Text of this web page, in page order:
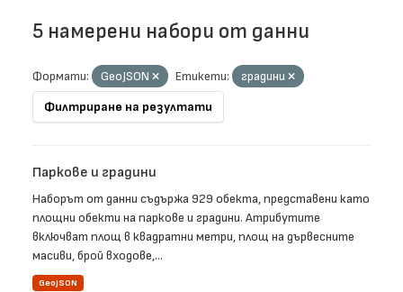
5 намерени набори от данни
Формати: GeoJSON Етикети:
градини
Филтриране на резултати
Паркове и градини
Наборът от данни съдържа 929 обекта, представени като
площни обекти на паркове и градини. Атрибутите
включват площ в квадратни метри, площ на дървесните
масиви, брой входове,...
GeoJSON